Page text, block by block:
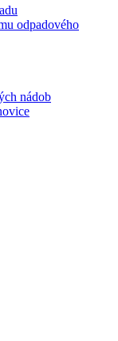
odpadového
nádob